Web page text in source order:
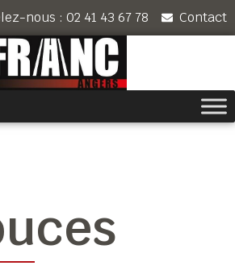
nous : 02 41 43 67 78 Contact